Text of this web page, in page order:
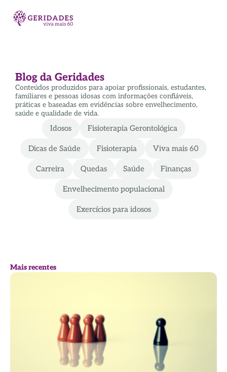
Blog da Geridades
Conteúdos produzidos para apoiar profissionais, estudantes,
familiares e pessoas idosas com informações confiáveis,
práticas e baseadas em evidências sobre envelhecimento,
saúde e qualidade de vida.
Idosos Fisioterapia Gerontológica
Dicas de Saúde Fisioterapia Viva mais 60
Carreira Quedas Saúde Finanças
Envelhecimento populacional
Exercícios para idosos
Mais recentes